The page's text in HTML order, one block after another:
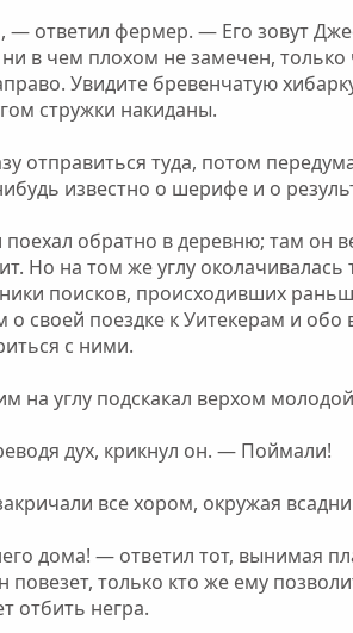
— ответил фермер. — Его зовут
в чем плохом не замечен,
Увидите бревенчатую
стружки накиданы.
отправиться туда, потом
известно о шерифе и о
поехал обратно в деревню; там он
Но на том же углу
поисков, происходивших
о своей поездке к Уитекерам и
с ними.
на углу подскакал верхом
дух, крикнул он. — Поймали!
все хором, окружая
дома! — ответил тот, вынимая
повезет, только кто же ему
отбить негра.